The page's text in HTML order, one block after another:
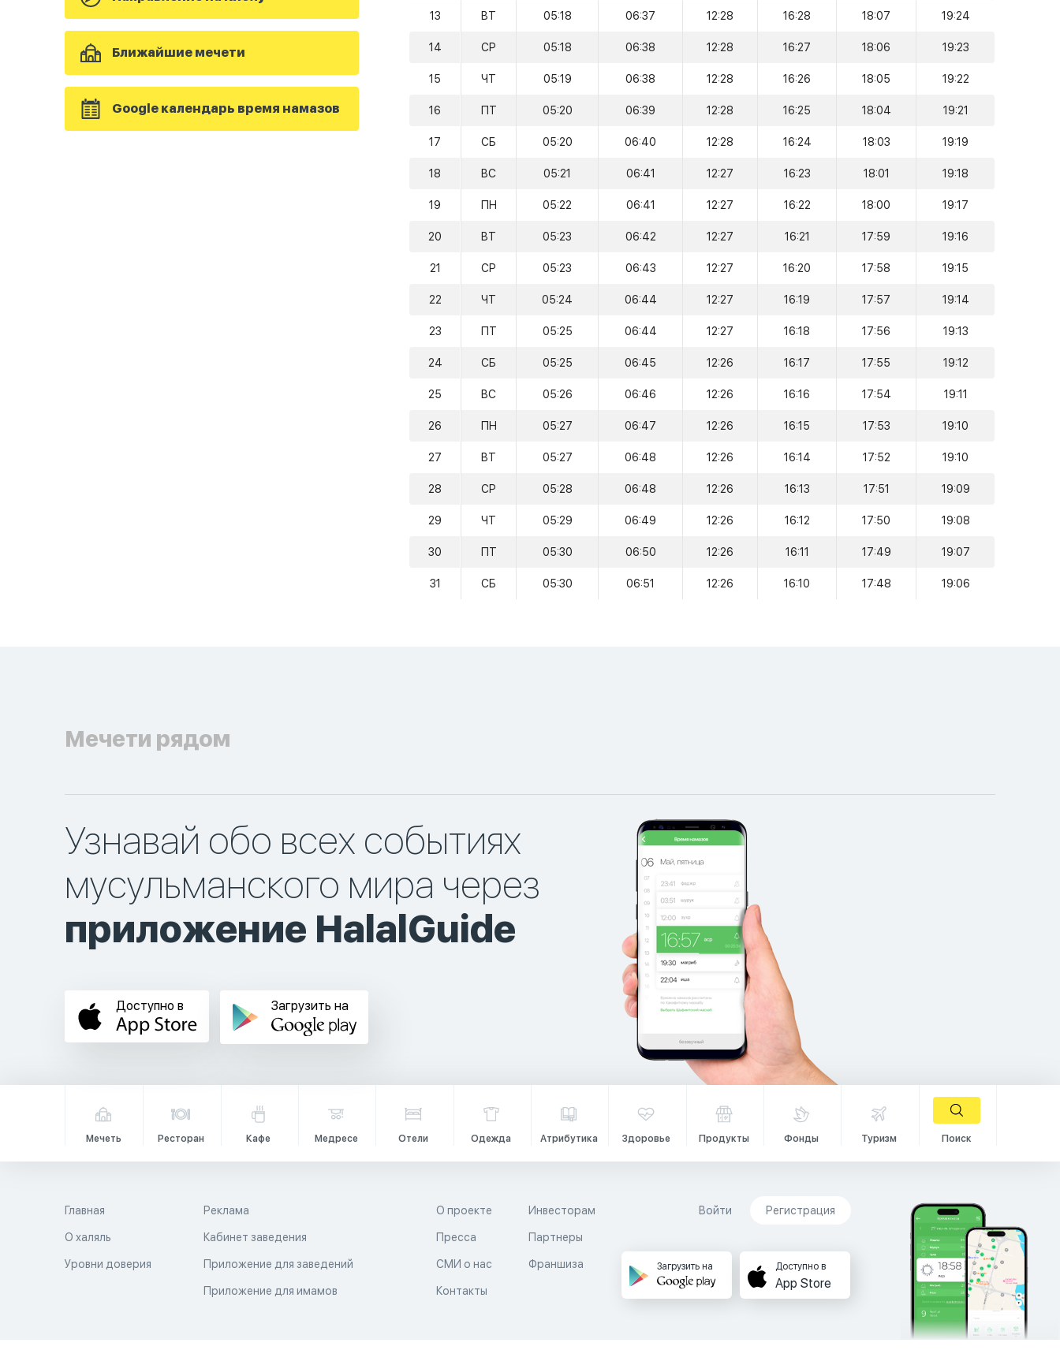
Ближайшие мечети
Google календарь время намазов
13 ВТ 05:18 06:37 12:28 16:28 18:07 19:24
14 СР 05:18 06:38 12:28 16:27 18:06 19:23
15 ЧТ 05:19 06:38 12:28 16:26 18:05 19:22
16 ПТ 05:20 06:39 12:28 16:25 18:04 19:21
17 СБ 05:20 06:40 12:28 16:24 18:03 19:19
18 ВС 05:21 06:41 12:27 16:23 18:01 19:18
19 ПН 05:22 06:41 12:27 16:22 18:00 19:17
20 ВТ 05:23 06:42 12:27 16:21 17:59 19:16
21 СР 05:23 06:43 12:27 16:20 17:58 19:15
22 ЧТ 05:24 06:44 12:27 16:19 17:57 19:14
23 ПТ 05:25 06:44 12:27 16:18 17:56 19:13
24 СБ 05:25 06:45 12:26 16:17 17:55 19:12
25 ВС 05:26 06:46 12:26 16:16 17:54 19:11
26 ПН 05:27 06:47 12:26 16:15 17:53 19:10
27 ВТ 05:27 06:48 12:26 16:14 17:52 19:10
28 СР 05:28 06:48 12:26 16:13 17:51 19:09
29 ЧТ 05:29 06:49 12:26 16:12 17:50 19:08
30 ПТ 05:30 06:50 12:26 16:11 17:49 19:07
31 СБ 05:30 06:51 12:26 16:10 17:48 19:06
Мечети рядом
Узнавай обо всех событиях
мусульманского мира через
приложение HalalGuide
Доступно в Загрузить на
Мечеть Ресторан Кафе Медресе Отели Одежда Атрибутика Здоровье Продукты Фонды Туризм Поиск
Главная
О халяль
Уровни доверия
Реклама
Кабинет заведения
Приложение для заведений
Приложение для имамов
О проекте
Пресса
СМИ о нас
Контакты
Инвесторам
Партнеры
Франшиза
Войти Регистрация
Загрузить на Доступно в
App Store